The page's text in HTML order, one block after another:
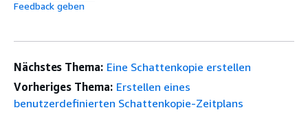
Feedback geben
Nächstes Thema: Eine Schattenkopie erstellen
Vorheriges Thema: Erstellen eines
benutzerdefinierten Schattenkopie-Zeitplans